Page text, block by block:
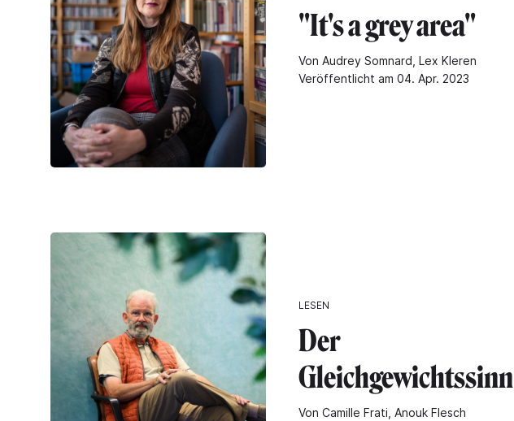
"It's a grey area"
Von Audrey Somnard, Lex Kleren
Veröffentlicht am 04. Apr. 2023
LESEN
Der
Gleichgewichtssinn
Von Camille Frati, Anouk Flesch